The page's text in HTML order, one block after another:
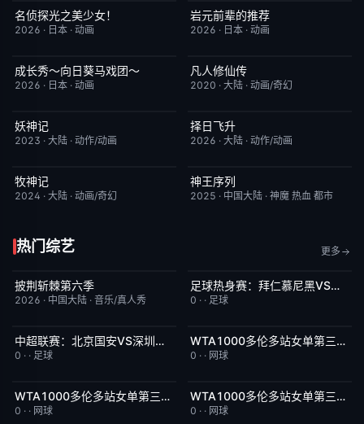
更新至第28集
名侦探光之美少女！
2026 · 日本 · 动画
更新至第6集
岩元前辈的推荐
2026 · 日本 · 动画
更新至第06集
成长秀～向日葵马戏团～
2026 · 日本 · 动画
更新至第186集
凡人修仙传
2020 · 大陆 · 动画/奇幻
更新至第441集
妖神记
2023 · 大陆 · 动作/动画
更新至第6集
择日飞升
2026 · 大陆 · 动作/动画
更新至第95集
牧神记
2024 · 大陆 · 动画/奇幻
更新至第202集
神王序列
2025 · 中国大陆 · 神魔 热血 都市
热门综艺 更多
今日更新
披荆斩棘第六季
2026 · 中国大陆 · 音乐/真人秀
今日更新 5.0
足球热身赛：拜仁慕尼黑VS阿斯顿维拉20260807
0 · · 足球
今日更新 5.0
中超联赛：北京国安VS深圳新鹏城20260807
0 · · 足球
今日更新 7.0WTA1000多伦多站女单第三轮：斯维托丽娜VS波塔波娃
0 · · 网球
今日更新 5.0WTA1000多伦多站女单第三轮：萨巴伦卡VS张帅
0 · · 网球
今日更新 2.0WTA1000多伦多站女单第三轮：佩古拉VS拉克西莫娃
0 · · 网球